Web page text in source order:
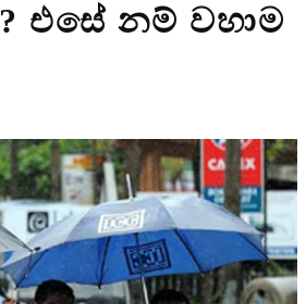
එසේ නම් වහාම